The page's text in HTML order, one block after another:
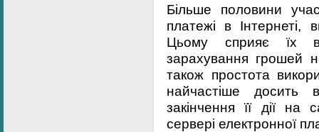
Більше половини
платежі в Інтернеті,
Цьому сприяє їх
зарахування грошей
також простота
найчастіше досить
закінчення її дії на
сервері електронної